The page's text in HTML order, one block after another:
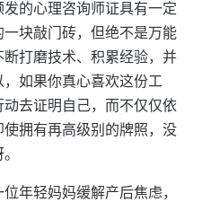
的心理咨询师证具有一定
块敲门砖，但绝不是万能
打磨技术、积累经验，并
如果你真心喜欢这份工
去证明自己，而不仅仅依
拥有再高级别的牌照，没
年轻妈妈缓解产后焦虑，